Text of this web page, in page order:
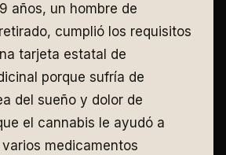
años, un hombre de
cumplió los requisitos
tarjeta estatal de
porque sufría de
del sueño y dolor de
el cannabis le ayudó a
medicamentos